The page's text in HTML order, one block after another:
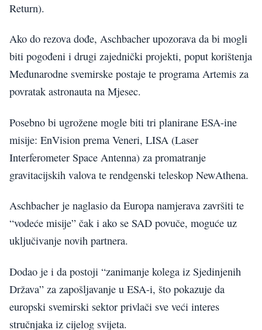
Return).
Ako do rezova dođe, Aschbacher upozorava da bi mogli
biti pogođeni i drugi zajednički projekti, poput korištenja
Međunarodne svemirske postaje te programa Artemis za
povratak astronauta na Mjesec.
Posebno bi ugrožene mogle biti tri planirane ESA-ine
misije: EnVision prema Veneri, LISA (Laser
Interferometer Space Antenna) za promatranje
gravitacijskih valova te rendgenski teleskop NewAthena.
Aschbacher je naglasio da Europa namjerava završiti te
“vodeće misije” čak i ako se SAD povuče, moguće uz
uključivanje novih partnera.
Dodao je i da postoji “zanimanje kolega iz Sjedinjenih
Država” za zapošljavanje u ESA-i, što pokazuje da
europski svemirski sektor privlači sve veći interes
stručnjaka iz cijelog svijeta.